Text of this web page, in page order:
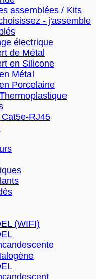
assemblées / Kits
- j'assemble
électrique
de Métal
en Silicone
Métal
Porcelaine
RJ45
(WIFI)